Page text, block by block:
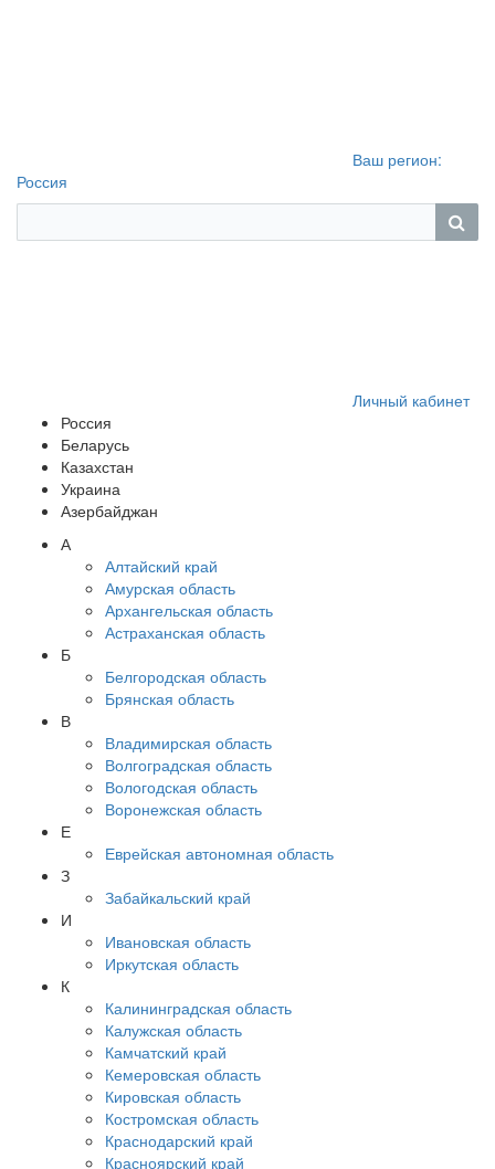
Ваш регион:
Россия
Личный кабинет
Россия
Беларусь
Казахстан
Украина
Азербайджан
А
Алтайский край
Амурская область
Архангельская область
Астраханская область
Б
Белгородская область
Брянская область
В
Владимирская область
Волгоградская область
Вологодская область
Воронежская область
Е
Еврейская автономная область
З
Забайкальский край
И
Ивановская область
Иркутская область
К
Калининградская область
Калужская область
Камчатский край
Кемеровская область
Кировская область
Костромская область
Краснодарский край
Красноярский край